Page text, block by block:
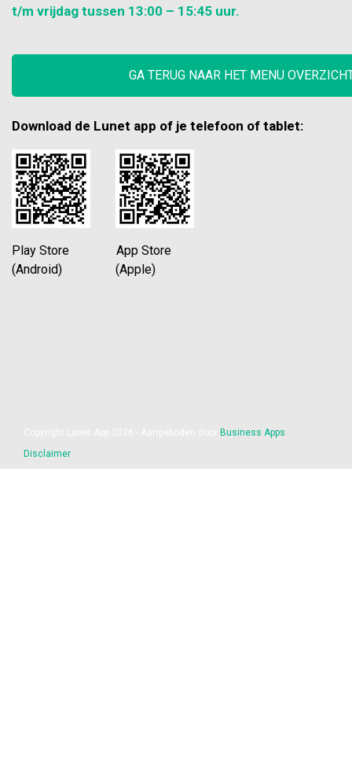
t/m vrijdag tussen 13:00 – 15:45 uur.
GA TERUG NAAR HET MENU
Download de Lunet app of je telefoon of tablet:
Play Store App Store
(Android) (Apple)
Business Apps
Disclaimer